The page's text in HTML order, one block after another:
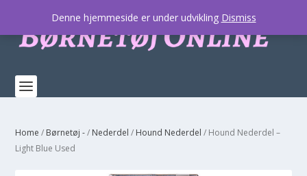
Home / Børnetøj -/ Nederdel / Hound Nederdel / Hound Nederdel –
Light Blue Used
Denne hjemmeside er under udvikling Dismiss